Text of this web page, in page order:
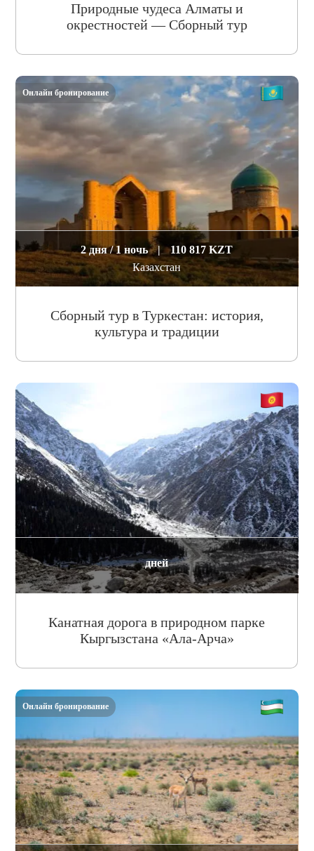
Природные чудеса Алматы и
окрестностей — Сборный тур
2 дня / 1 ночь |
110 817 KZT
Казахстан
Сборный тур в Туркестан: история,
культура и традиции
Онлайн бронирование
дней
Канатная дорога в природном парке
Кыргызстана «Ала-Арча»
Онлайн бронирование